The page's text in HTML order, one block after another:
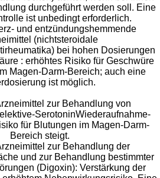
durchgeführt werden soll. Eine
ist unbedingt erforderlich.
und entzündungshemmende
(nichtsteroidale
bei hohen Dosierungen
: erhöhtes Risiko für Geschwüre
Magen-Darm-Bereich; auch eine
ist möglich.
zur Behandlung von
SerotoninWiederaufnahme-
für Blutungen im Magen-Darm-
Bereich steigt.
zur Behandlung der
und zur Behandlung bestimmter
(Digoxin): Verstärkung der